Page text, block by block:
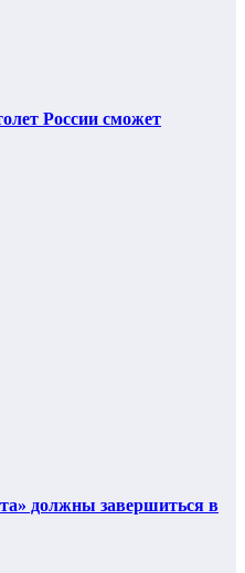
России сможет
должны завершиться в